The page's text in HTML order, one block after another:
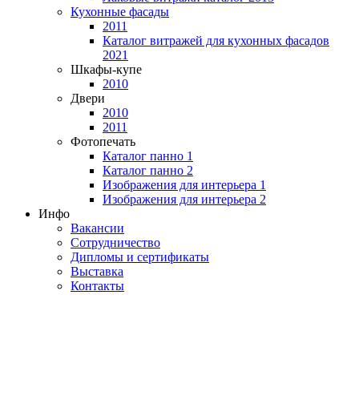
Кухонные фасады
2011
Каталог витражей для кухонных фасадов
2021
Шкафы-купе
2010
Двери
2010
2011
Фотопечать
Каталог панно 1
Каталог панно 2
Изображения для интерьера 1
Изображения для интерьера 2
Инфо
Вакансии
Сотрудничество
Дипломы и сертификаты
Выставка
Контакты